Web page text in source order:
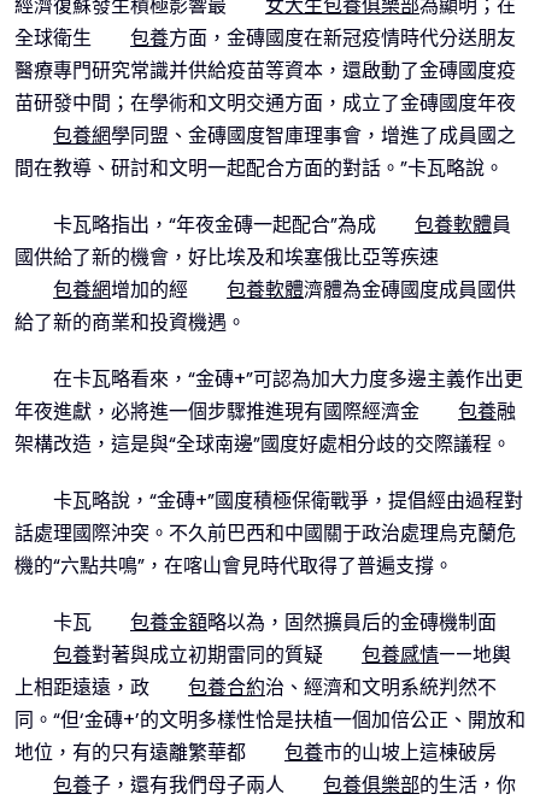
全球衛生
包養方面，金磚國度在新冠疫情時代分送朋友
醫療專門研究常識并供給疫苗等資本，還啟動了金磚國度疫
苗研發中間；在學術和文明交通方面，成立了金磚國度年夜
包養網學同盟、金磚國度智庫理事會，增進了成員國之
間在教導、研討和文明一起配合方面的對話。”卡瓦略說。
卡瓦略指出，“年夜金磚一起配合”為成 包養軟體員
國供給了新的機會，好比埃及和埃塞俄比亞等疾速
包養網增加的經 包養軟體濟體為金磚國度成員國供
給了新的商業和投資機遇。
在卡瓦略看來，“金磚+”可認為加大力度多邊主義作出更
年夜進獻，必將進一個步驟推進現有國際經濟金
包養融
架構改造，這是與“全球南邊”國度好處相分歧的交際議程。
卡瓦略說，“金磚+”國度積極保衛戰爭，提倡經由過程對
話處理國際沖突。不久前巴西和中國關于政治處理烏克蘭危
機的“六點共鳴”，在喀山會見時代取得了普遍支撐。
卡瓦 包養金額略以為，固然擴員后的金磚機制面
包養對著與成立初期雷同的質疑 包養感情——地輿
上相距遠遠，政
包養合約治、經濟和文明系統判然不
同。“但‘金磚+’的文明多樣性恰是扶植一個加倍公正、開放和
地位，有的只有遠離繁華都
包養市的山坡上這棟破房
包養子，還有我們母子兩人 包養俱樂部的生活，你